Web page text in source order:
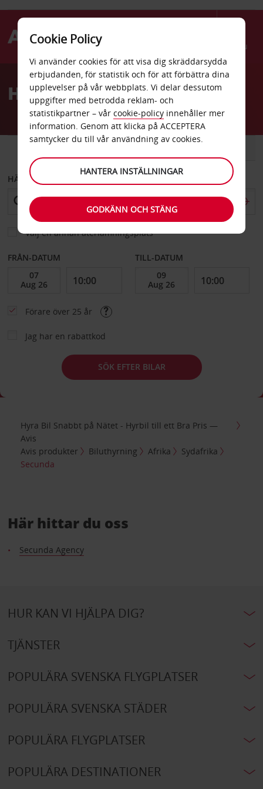
Menu
AvisHyrbil Secunda
BIL
HÄMTA FRÅN
Välj en annan återlämningsplats
FRÅN-DATUM TILL-DATUM
Förare över 25 år
Jag har en rabattkod
SÖK EFTER BILAR
Hyra Bil Snabbt på Nätet - Hyrbil till ett Bra Pris —
Avis
Avis produkter
Biluthyrning Afrika
Sydafrika
Secunda
Här hittar du oss
Secunda Agency
HUR KAN VI HJÄLPA DIG?
TJÄNSTER
POPULÄRA SVENSKA FLYGPLATSER
POPULÄRA SVENSKA STÄDER
POPULÄRA FLYGPLATSER
POPULÄRA DESTINATIONER
Cookie Policy
Vi använder cookies för att visa dig skräddarsydda
erbjudanden, för statistik och för att förbättra dina
upplevelser på vår webbplats. Vi delar dessutom
uppgifter med betrodda reklam- och
statistikpartner – vår cookie-policy innehåller mer
information. Genom att klicka på ACCEPTERA
samtycker du till vår användning av cookies.
HANTERA INSTÄLLNINGAR
GODKÄNN OCH STÄNG